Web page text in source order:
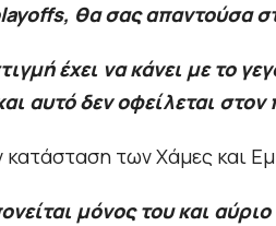
θα σας απαντούσα
έχει να κάνει με το
αυτό δεν οφείλεται
κατάσταση των Χάμες και
μόνος του και